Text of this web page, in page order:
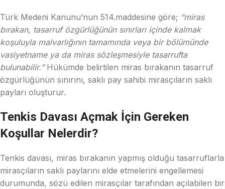
Türk Medeni Kanunu’nun 514.maddesine göre; “miras
bırakan, tasarruf özgürlüğünün sınırları içinde kalmak
koşuluyla malvarlığının tamamında veya bir bölümünde
vasiyetname ya da miras sözleşmesiyle tasarrufta
bulunabilir.”Hükümde belirtilen miras bırakanın tasarruf
özgürlüğünün sınırını, saklı pay sahibi mirasçıların saklı
payları oluşturur.
Tenkis Davası Açmak İçin Gereken
Koşullar Nelerdir?
Tenkis davası, miras bırakanın yapmış olduğu tasarruflarla
mirasçıların saklı paylarını elde etmelerini engellemesi
durumunda, sözü edilen mirasçılar tarafından açılabilen bir